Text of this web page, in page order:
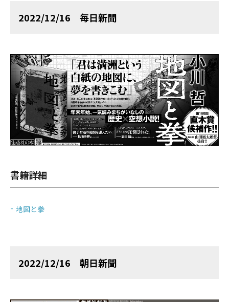
2022/12/16 毎日新聞
書籍詳細
地図と拳
2022/12/16 朝日新聞